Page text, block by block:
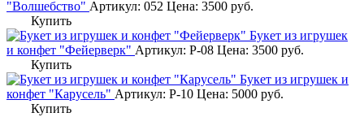
"Волшебство" Артикул: 052 Цена: 3500 руб.
Купить
Букет из игрушек
и конфет "Фейерверк" Артикул: Р-08 Цена: 3500 руб.
Купить
Букет из игрушек и
конфет "Карусель" Артикул: Р-10 Цена: 5000 руб.
Купить